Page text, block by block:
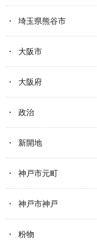
埼玉県熊谷市
大阪市
大阪府
政治
新開地
神戸市元町
神戸市神戸
粉物